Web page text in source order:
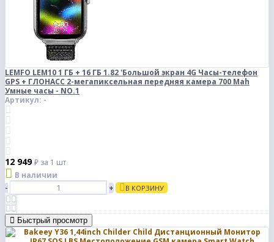
LEMFO LEM10 1 ГБ + 16 ГБ 1.82 'Большой экран 4G Часы-телефон
GPS + ГЛОНАСС 2-мегапиксельная передняя камера 700 Mah
Умные часы - NO.1
Артикул: -
12 949₽ за 1 шт
В наличии
-
+ В КОРЗИНУ
Быстрый просмотр